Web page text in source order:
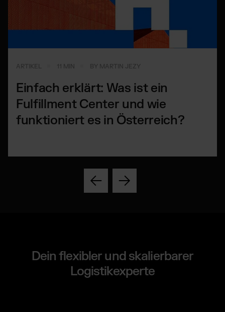
Einfach erklärt: Was ist ein
Fulfillment Center und wie
funktioniert es in Österreich?
Dein flexibler und skalierbarer
Logistikexperte